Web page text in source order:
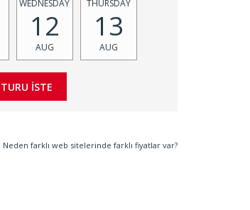
WEDNESDAY
12
AUG
THURSDAY
13
AUG
Neden farklı web sitelerinde farklı fiyatlar var?